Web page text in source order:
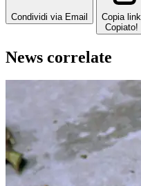
Condividi via Email
Copia link
Copiato!
News correlate